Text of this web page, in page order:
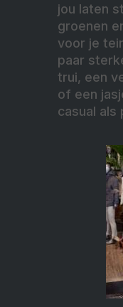
jou laten
groenen
voor je
paar
trui, een
of een
casual als